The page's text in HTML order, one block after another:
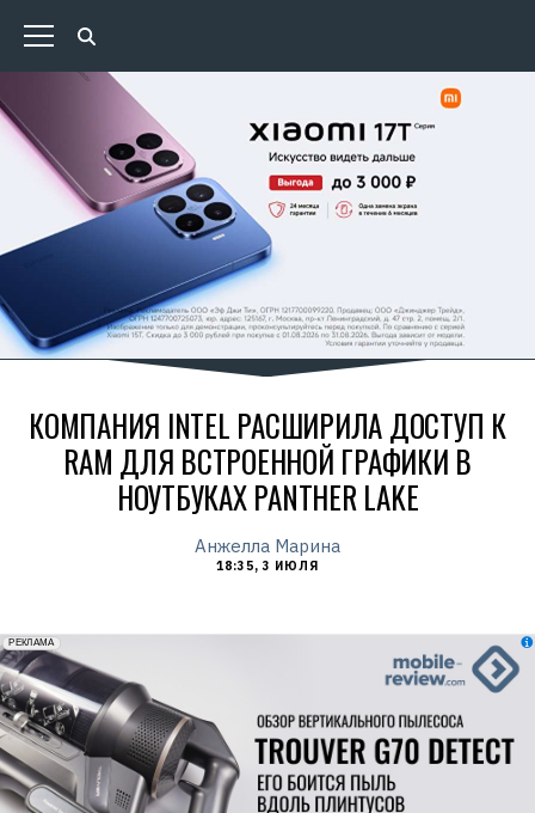
КОМПАНИЯ INTEL РАСШИРИЛА ДОСТУП К
RAM ДЛЯ ВСТРОЕННОЙ ГРАФИКИ В
НОУТБУКАХ PANTHER LAKE
Анжелла Марина
18:35, 3 ИЮЛЯ
erid: 2VfnxxmNzs5
РЕКЛАМА